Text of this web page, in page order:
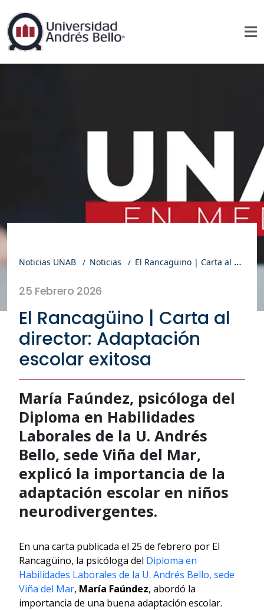
Noticias UNAB Noticias El Rancagüino | Carta al director: Adaptación escolar exitosa
25 Febrero 2026
El Rancagüino | Carta al
director: Adaptación
escolar exitosa
María Faúndez, psicóloga del
Diploma en Habilidades
Laborales de la U. Andrés
Bello, sede Viña del Mar,
explicó la importancia de la
adaptación escolar en niños
neurodivergentes.
En una carta publicada el 25 de febrero por El
Rancagüino, la psicóloga del Diploma en
Habilidades Laborales de la U. Andrés Bello, sede
Viña del Mar, María Faúndez, abordó la
importancia de una buena adaptación escolar.